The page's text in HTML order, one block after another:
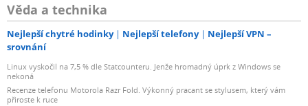
Věda a technika
Nejlepší chytré hodinky Nejlepší telefony
Nejlepší VPN –
srovnání
Linux vyskočil na 7,5 % dle Statcounteru. Jenže hromadný úprk z Windows se
nekoná
Recenze telefonu Motorola Razr Fold. Výkonný pracant se stylusem, který vám
přiroste k ruce